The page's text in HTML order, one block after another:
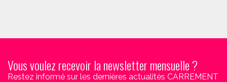
Vous voulez recevoir la newsletter mensuelle ?
Restez informé sur les dernières actualités CARREMENT